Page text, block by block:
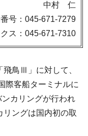
中村 仁
号：045-671-7279
ス：045-671-7310
飛鳥Ⅲ」に対して、
際客船ターミナルに
カリングが行われ
リングは国内初の取